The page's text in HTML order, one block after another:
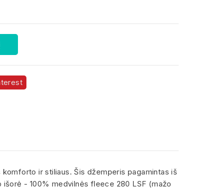
ir stiliaus. Šis džemperis pagamintas iš
- 100% medvilnės fleece 280 LSF (mažo